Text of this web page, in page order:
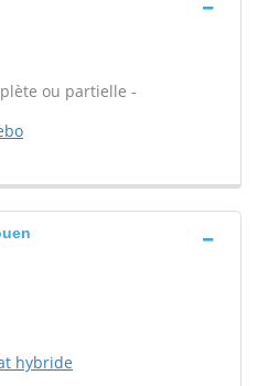
ou partielle -
hybride